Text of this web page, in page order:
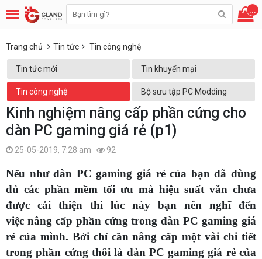
...
Trang chủ Tin tức Tin công nghệ
Tin tức mới Tin khuyến mại
Tin công nghệ Bộ sưu tập PC Modding
Kinh nghiệm nâng cấp phần cứng cho
dàn PC gaming giá rẻ (p1)
25-05-2019, 7:28 am 92
Nếu như dàn PC gaming giá rẻ của bạn đã dùng
đủ các phần mềm tối ưu mà hiệu suất vẫn chưa
được cải thiện thì lúc này bạn nên nghĩ đến
việc nâng cấp phần cứng trong dàn PC gaming giá
rẻ của mình. Bởi chỉ cần nâng cấp một vài chi tiết
trong phần cứng thôi là dàn PC gaming giá rẻ của